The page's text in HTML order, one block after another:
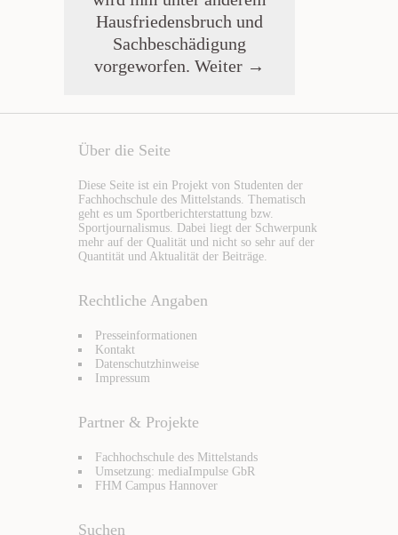
Hausfriedensbruch und
Sachbeschädigung
vorgeworfen. Weiter →
Über die Seite
Diese Seite ist ein Projekt von Studenten der
Fachhochschule des Mittelstands. Thematisch
geht es um Sportberichterstattung bzw.
Sportjournalismus. Dabei liegt der Schwerpunk
mehr auf der Qualität und nicht so sehr auf der
Quantität und Aktualität der Beiträge.
Rechtliche Angaben
Presseinformationen
Kontakt
Datenschutzhinweise
Impressum
Partner & Projekte
Fachhochschule des Mittelstands
Umsetzung: mediaImpulse GbR
FHM Campus Hannover
Suchen